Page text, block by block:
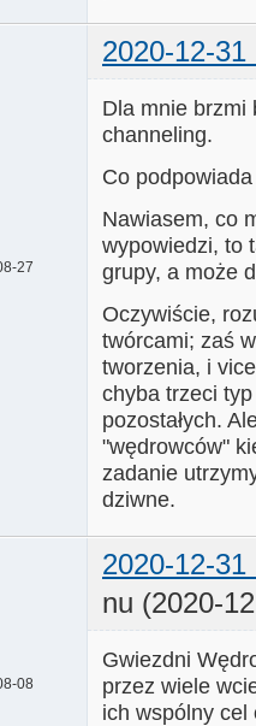
2020-12-31
27
Dla mnie brzmi
channeling.
Co
Nawiasem, co
wypowiedzi, to
grupy, a może
Oczywiście,
twórcami; zaś
tworzenia, i
chyba trzeci
pozostałych.
"wędrowców"
zadanie
dziwne.
2020-12-31
nu (2020-
08
Gwiezdni
przez wiele
ich wspólny cel